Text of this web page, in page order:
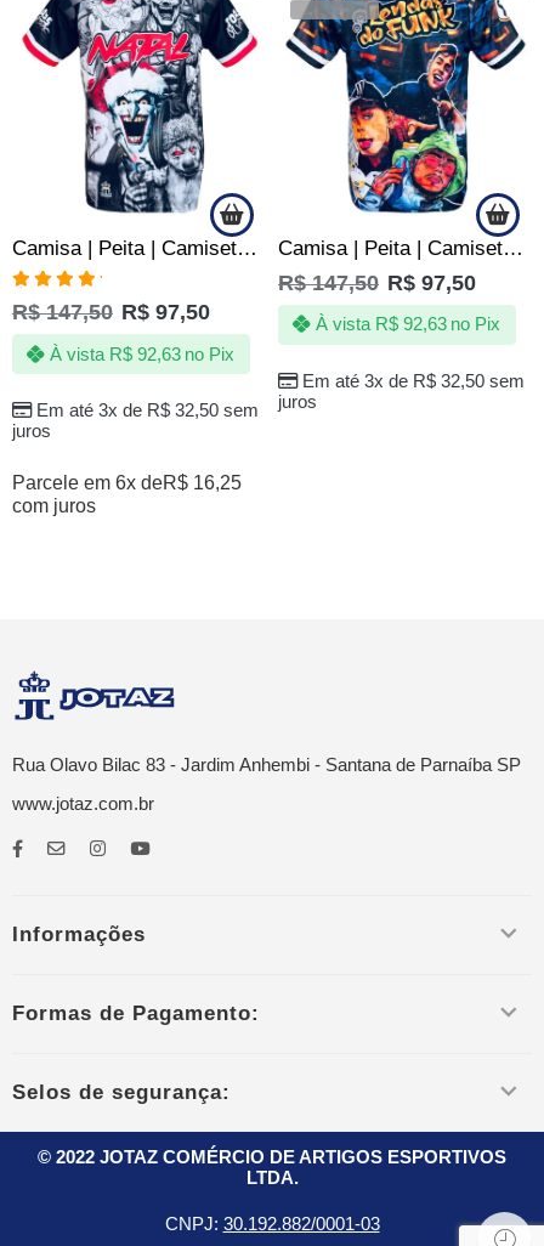
Camisa | Peita | Camiseta de Quebrada Natal na Favela – Top1
Avaliação
5.00de 5
R$147,50 R$ 97,50
Em até 3x de R$32,50sem
juros
À vista R$92,63 no Pix
Parcele em 6x deR$ 16,25
com juros
VENDIDOS
Camisa | Peita | Camiseta de Quebrada – Lendas do Funk – TOP
R$147,50 R$ 97,50
Em até 3x de R$32,50sem
juros
À vista R$92,63 no Pix
Rua Olavo Bilac 83 - Jardim Anhembi - Santana de Parnaíba SP
www.jotaz.com.br
Informações
Formas de Pagamento:
Selos de segurança:
© 2022 JOTAZ COMÉRCIO DE ARTIGOS ESPORTIVOS
LTDA.
CNPJ: 30.192.882/0001-03